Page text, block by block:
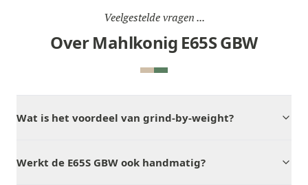
Veelgestelde vragen ...
Over Mahlkonig E65S GBW
Wat is het voordeel van grind-by-weight?
Werkt de E65S GBW ook handmatig?